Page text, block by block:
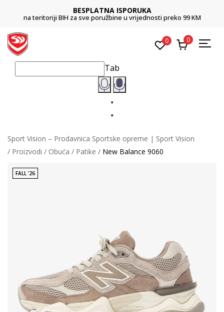
BESPLATNA ISPORUKA
na teritoriji BIH za sve poružbine u vrijednosti preko 99 KM
0 0
Tab
Sport Vision – Prodavnica Sportske opreme | Sport Vision
Proizvodi
Obuća Patike New Balance 9060
FALL '26